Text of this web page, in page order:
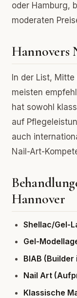
oder Hamburg,
moderaten
Hannovers
In der List,
meisten
hat sowohl
auf
auch
Nail-Art-
Hannover
Shellac/Gel-
Gel-
BIAB (Builder
Nail Art
Klassische